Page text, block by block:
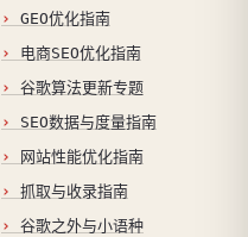
GEO优化指南
电商SEO优化指南
谷歌算法更新专题
SEO数据与度量指南
网站性能优化指南
抓取与收录指南
谷歌之外与小语种